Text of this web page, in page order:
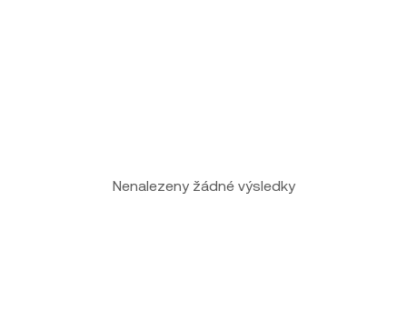
Nenalezeny žádné výsledky